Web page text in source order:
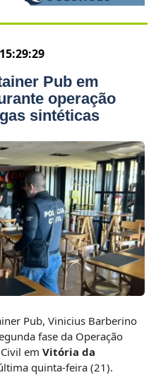
Pub em
operação
sintéticas
Pub, Vinicius Barberino
fase da Operação
em Vitória da
quinta-feira (21).